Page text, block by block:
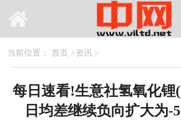
当前位置： 首页 >资讯>
每日速看!生意社氢氧化锂
日均差继续负向扩大为-